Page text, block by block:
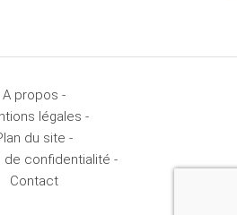
A propos -
légales -
du site -
de confidentialité -
Contact